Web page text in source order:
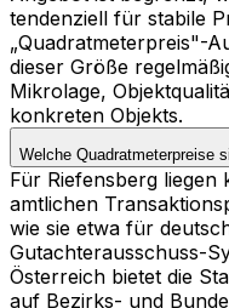
tendenziell für stabile
„Quadratmeterpreis"-
dieser Größe
Mikrolage,
konkreten Objekts.
Welche Quadratmeterpreise
Für Riefensberg liegen
amtlichen
wie sie etwa für
Gutachterausschuss-
Österreich bietet die
auf Bezirks- und